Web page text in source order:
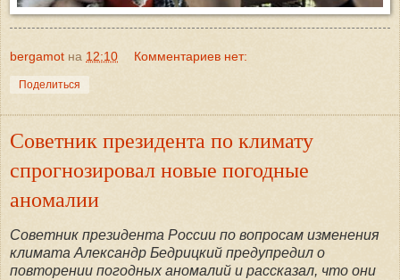
bergamot на 12:10 Комментариев нет:
Поделиться
Советник президента по климату
спрогнозировал новые погодные
аномалии
Советник президента России по вопросам изменения
климата Александр Бедрицкий предупредил о
повторении погодных аномалий и рассказал, что они